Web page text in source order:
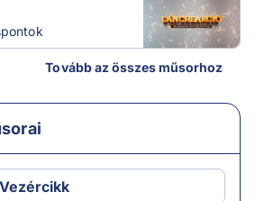
Tovább az összes műsorhoz
Vezércikk